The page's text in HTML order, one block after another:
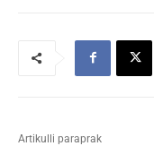
Artikulli paraprak